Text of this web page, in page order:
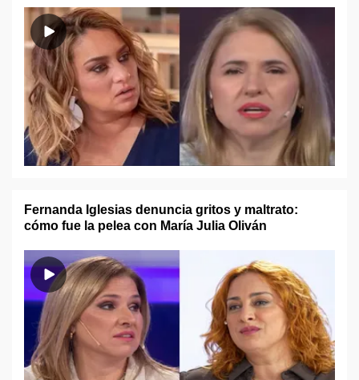
Fernanda Iglesias denuncia gritos y maltrato:
cómo fue la pelea con María Julia Oliván